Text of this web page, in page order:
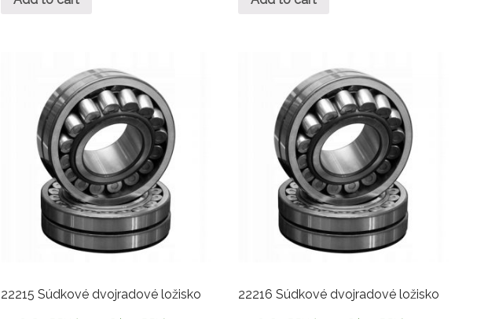
22215 Súdkové dvojradové ložisko 22216 Súdkové dvojradové ložisko